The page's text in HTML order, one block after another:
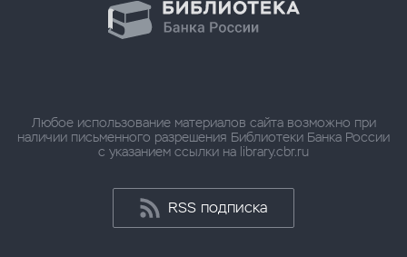
Любое использование материалов сайта возможно при
наличии письменного разрешения Библиотеки Банка России
с указанием ссылки на library.cbr.ru
RSS подписка